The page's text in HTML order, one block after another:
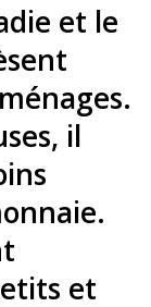
et le
il
et